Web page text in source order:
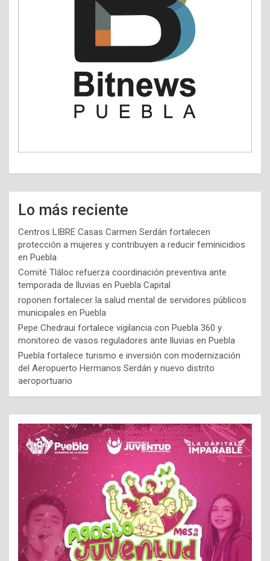
Lo más reciente
Centros LIBRE Casas Carmen Serdán fortalecen
protección a mujeres y contribuyen a reducir feminicidios
en Puebla
Comité Tláloc refuerza coordinación preventiva ante
temporada de lluvias en Puebla Capital
roponen fortalecer la salud mental de servidores públicos
municipales en Puebla
Pepe Chedraui fortalece vigilancia con Puebla 360 y
monitoreo de vasos reguladores ante lluvias en Puebla
Puebla fortalece turismo e inversión con modernización
del Aeropuerto Hermanos Serdán y nuevo distrito
aeroportuario